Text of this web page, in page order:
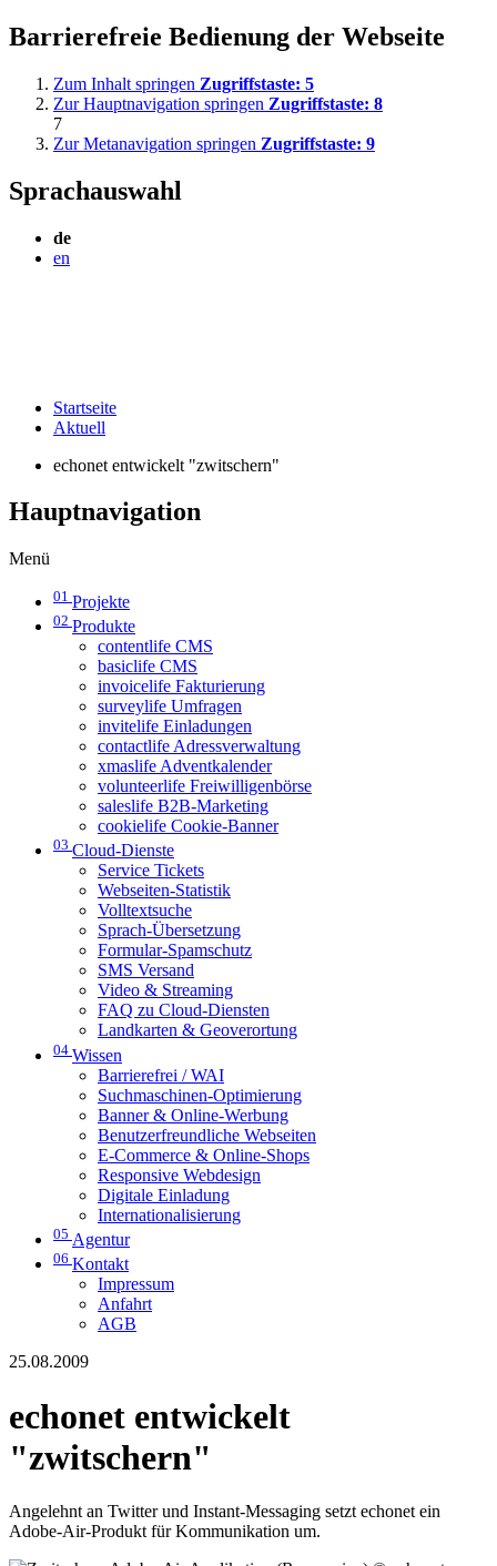
Barrierefreie Bedienung der Webseite
Zum Inhalt springen Zugriffstaste: 5
Zur Hauptnavigation springen Zugriffstaste: 8
7
Zur Metanavigation springen Zugriffstaste: 9
Sprachauswahl
de
en
Startseite
Aktuell
echonet entwickelt "zwitschern"
Hauptnavigation
Menü
01 Projekte
02 Produkte
contentlife CMS
basiclife CMS
invoicelife Fakturierung
surveylife Umfragen
invitelife Einladungen
contactlife Adressverwaltung
xmaslife Adventkalender
volunteerlife Freiwilligenbörse
saleslife B2B-Marketing
cookielife Cookie-Banner
03 Cloud-Dienste
Service Tickets
Webseiten-Statistik
Volltextsuche
Sprach-Übersetzung
Formular-Spamschutz
SMS Versand
Video & Streaming
FAQ zu Cloud-Diensten
Landkarten & Geoverortung
04 Wissen
Barrierefrei / WAI
Suchmaschinen-Optimierung
Banner & Online-Werbung
Benutzerfreundliche Webseiten
E-Commerce & Online-Shops
Responsive Webdesign
Digitale Einladung
Internationalisierung
05 Agentur
06 Kontakt
Impressum
Anfahrt
AGB
25.08.2009
echonet entwickelt
"zwitschern"
Angelehnt an Twitter und Instant-Messaging setzt echonet ein
Adobe-Air-Produkt für Kommunikation um.